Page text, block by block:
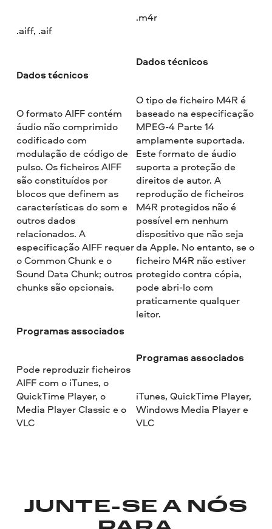
.aiff, .aif
Dados técnicos
O formato AIFF contém
áudio não comprimido
codificado com
modulação de código de
pulso. Os ficheiros AIFF
são constituídos por
blocos que definem as
características do som e
outros dados
relacionados. A
especificação AIFF requer
o Common Chunk e o
Sound Data Chunk; outros
chunks são opcionais.
Programas associados
Pode reproduzir ficheiros
AIFF com o iTunes, o
QuickTime Player, o
Media Player Classic e o
VLC
.m4r
Dados técnicos
O tipo de ficheiro M4R é
baseado na especificação
MPEG-4 Parte 14
amplamente suportada.
Este formato de áudio
suporta a proteção de
direitos de autor. A
reprodução de ficheiros
M4R protegidos não é
possível em nenhum
dispositivo que não seja
da Apple. No entanto, se o
ficheiro M4R não estiver
protegido contra cópia,
pode abri-lo com
praticamente qualquer
leitor.
Programas associados
iTunes, QuickTime Player,
Windows Media Player e
VLC
JUNTE-SE A NÓS